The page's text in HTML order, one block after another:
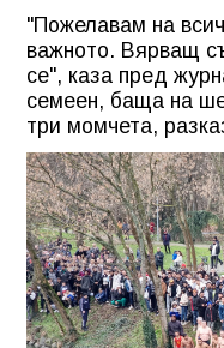
"Пожелавам на
важното. Вярващ
се", каза пред
семеен, баща на
три момчета,